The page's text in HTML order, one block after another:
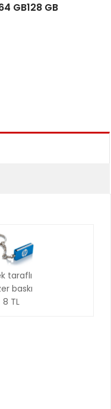
GB128 GB
taraflı
baskı
8 TL